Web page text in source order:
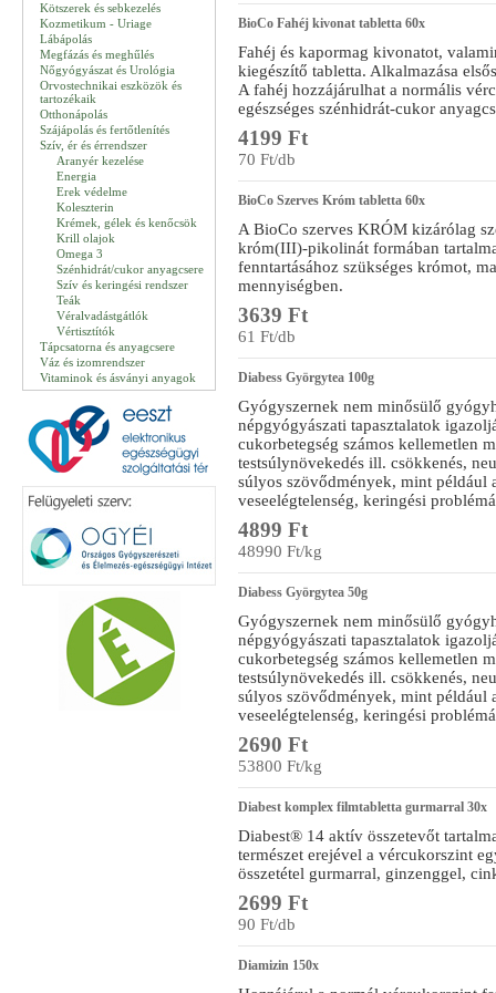
Kötszerek és sebkezelés
Kozmetikum - Uriage
Lábápolás
Megfázás és meghűlés
Nőgyógyászat és Urológia
Orvostechnikai eszközök és
tartozékaik
Otthonápolás
Szájápolás és fertőtlenítés
Szív, ér és érrendszer
Aranyér kezelése
Energia
Erek védelme
Koleszterin
Krémek, gélek és kenőcsök
Krill olajok
Omega 3
Szénhidrát/cukor anyagcsere
Szív és keringési rendszer
Teák
Véralvadástgátlók
Vértisztítók
Tápcsatorna és anyagcsere
Váz és izomrendszer
Vitaminok és ásványi anyagok
BioCo Fahéj kivonat tabletta 60x
Fahéj és kapormag kivonatot,
kiegészítő tabletta. Alkalmazása
A fahéj hozzájárulhat a normális
egészséges szénhidrát-cukor
4199 Ft
70 Ft/db
BioCo Szerves Króm tabletta 60x
A BioCo szerves KRÓM kizárólag
króm(III)-pikolinát formában
fenntartásához szükséges krómot,
mennyiségben.
3639 Ft
61 Ft/db
Diabess Györgytea 100g
Gyógyszernek nem minősülő
népgyógyászati tapasztalatok
cukorbetegség számos kellemetlen
testsúlynövekedés ill. csökkenés,
súlyos szövődmények, mint például
veseelégtelenség, keringési
4899 Ft
48990 Ft/kg
Diabess Györgytea 50g
Gyógyszernek nem minősülő
népgyógyászati tapasztalatok
cukorbetegség számos kellemetlen
testsúlynövekedés ill. csökkenés,
súlyos szövődmények, mint például
veseelégtelenség, keringési
2690 Ft
53800 Ft/kg
Diabest komplex filmtabletta gurmarral 30x
Diabest® 14 aktív összetevőt
természet erejével a vércukorszint
összetétel gurmarral, ginzenggel,
2699 Ft
90 Ft/db
Diamizin 150x